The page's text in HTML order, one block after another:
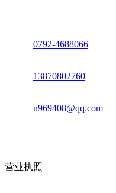
0792-4688066
13870802760
n969408@qq.com
营业执照